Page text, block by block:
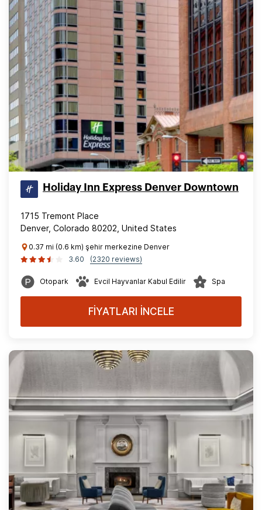
Holiday Inn Express Denver Downtown
1715 Tremont Place
Denver, Colorado 80202, United States
0.37 mi (0.6 km) şehir merkezine Denver
3.60
(2320 reviews)
Otopark Evcil Hayvanlar Kabul Edilir Spa
FİYATLARI İNCELE